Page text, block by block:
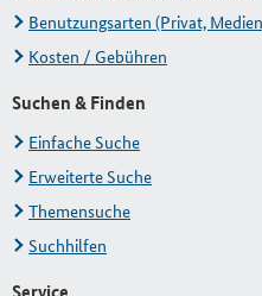
Benutzungsarten (Privat,
Kosten / Gebühren
Suchen & Finden
Einfache Suche
Erweiterte Suche
Themensuche
Suchhilfen